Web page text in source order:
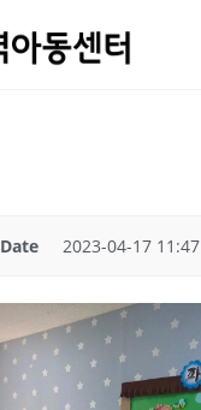
Date 2023-04-17 11:47